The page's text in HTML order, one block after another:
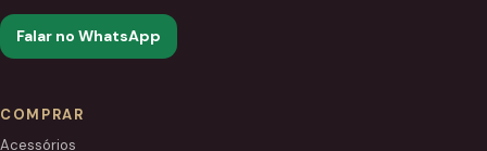
Falar no WhatsApp
COMPRAR
Acessórios